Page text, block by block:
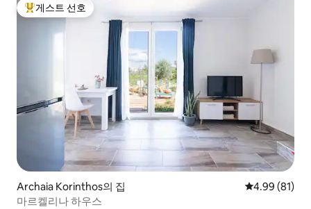
상위 게스트 선호
게스트 선호
Archaia Korinthos의 집 평점 4.99점(5
4.99 (81)
마르켈리나 하우스